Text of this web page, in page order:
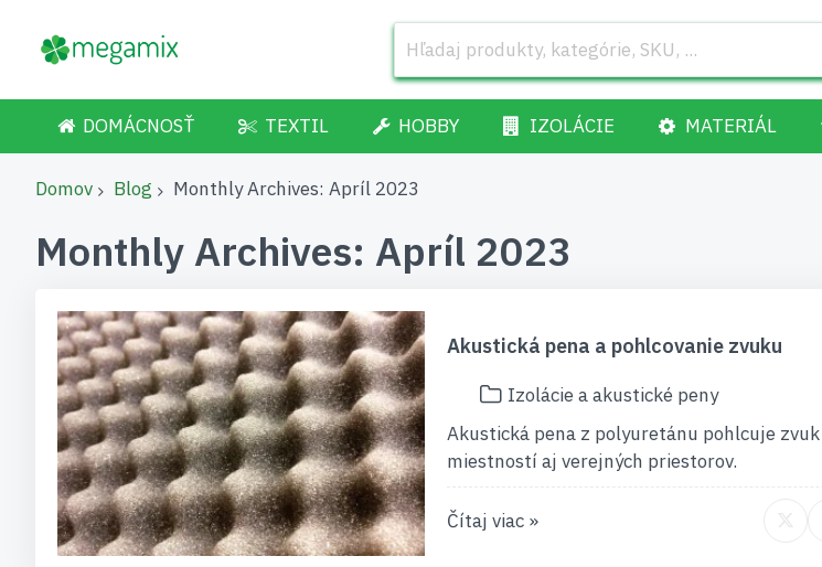
DOMÁCNOSŤ TEXTIL HOBBY IZOLÁCIE MATERIÁL
Domov Blog Monthly Archives: Apríl 2023
Monthly Archives: Apríl 2023
Akustická pena a pohlcovanie zvuku
Izolácie a akustické peny
Akustická pena z polyuretánu pohlcuje
miestností aj verejných priestorov.
Čítaj viac »